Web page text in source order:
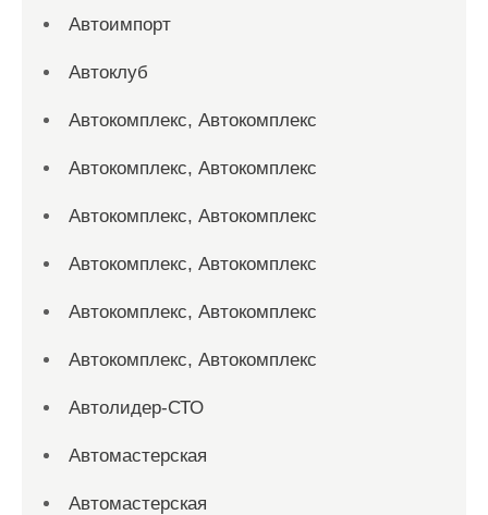
Автоимпорт
Автоклуб
Автокомплекс, Автокомплекс
Автокомплекс, Автокомплекс
Автокомплекс, Автокомплекс
Автокомплекс, Автокомплекс
Автокомплекс, Автокомплекс
Автокомплекс, Автокомплекс
Автолидер-СТО
Автомастерская
Автомастерская